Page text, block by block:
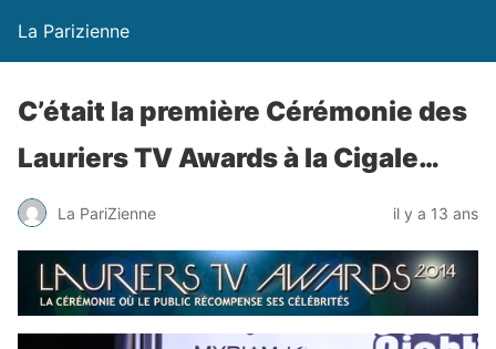
La Parizienne
C’était la première Cérémonie des
Lauriers TV Awards à la Cigale…
La PariZienne il y a 13 ans